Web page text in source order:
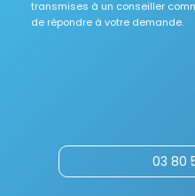
transmises à un conseiller
de répondre à votre demande.
03 80